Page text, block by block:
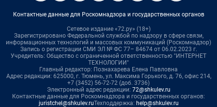
Контактные данные для Роскомнадзора и государственных органов
Сетевое издание «72.ру» (18+)
Зарегистрировано Федеральной службой по надзору в сфере связи,
информационных технологий и массовых коммуникаций (Роскомнадзор)
Запись о регистрации СМИ ЭЛ № ФС 77– 84674 от 06.02.2023 г.
Учредитель: Общество с ограниченной ответственностью "ИНТЕРНЕТ
ТЕХНОЛОГИИ"
Главный редактор: Познахарева Елена Павловна
Адрес редакции: 625000, г. Тюмень, ул. Максима Горького, д. 76, офис 214,
+7 (3452) 56-72-72 (доб. 3736)
Электронный адрес редакции: 72@shkulev.ru
Контактные данные для Роскомнадзора и государственных органов:
juristchel@shkulev.ruТехподдержка: help@shkulev.ru